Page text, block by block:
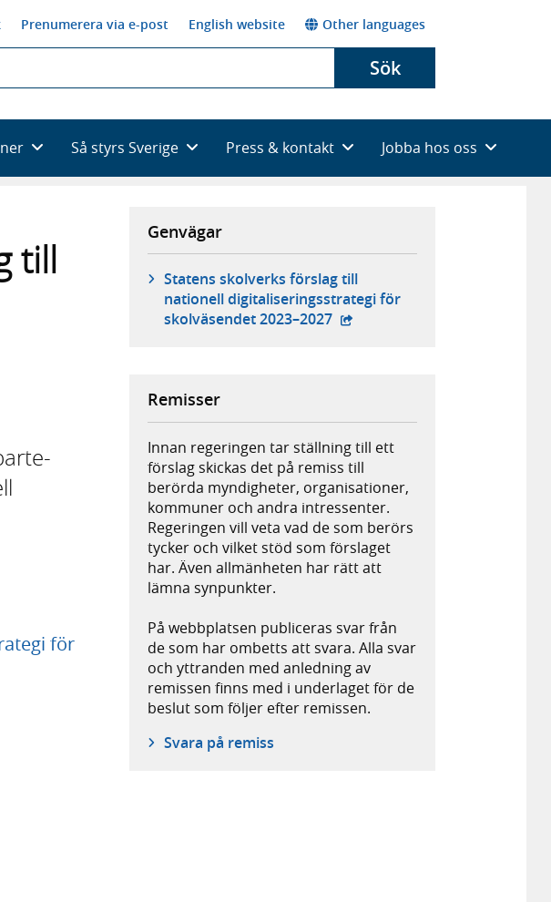
Prenumerera via e-post English website Other languages
Sök
Så styrs Sverige Press & kontakt Jobba hos oss
till
för
Genvägar
Statens skolverks förslag till
nationell digitaliseringsstrategi för
skolväsendet 2023–2027 - extern webbplats,
Remisser
Innan regeringen tar ställning till ett
förslag skickas det på remiss till
berörda myndigheter, organisationer,
kommuner och andra intressenter.
Regeringen vill veta vad de som berörs
tycker och vilket stöd som förslaget
har. Även allmänheten har rätt att
lämna synpunkter.
På webbplatsen publiceras svar från
de som har ombetts att svara. Alla svar
och yttranden med anledning av
remissen finns med i underlaget för de
beslut som följer efter remissen.
Svara på remiss